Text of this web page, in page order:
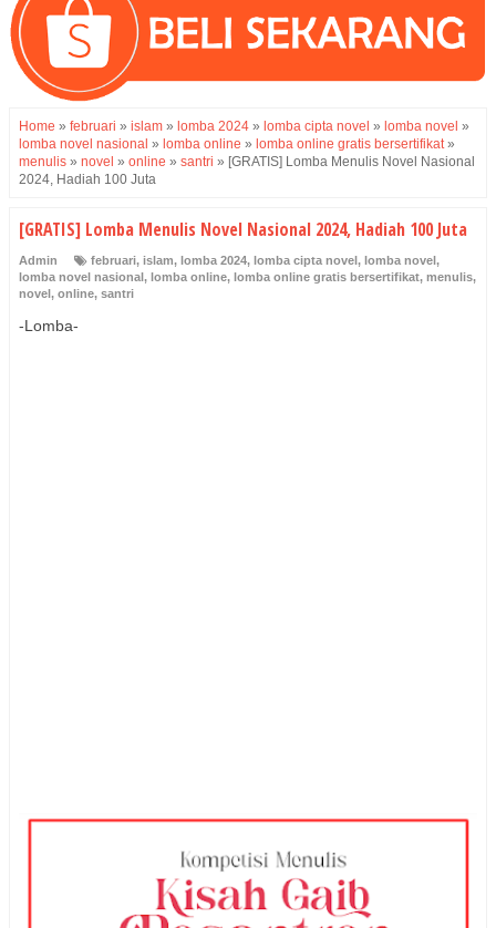
Home » februari » islam » lomba 2024 » lomba cipta novel » lomba novel »
lomba novel nasional » lomba online » lomba online gratis bersertifikat»
menulis » novel » online » santri » [GRATIS] Lomba Menulis Novel Nasional
2024, Hadiah 100 Juta
[GRATIS] Lomba Menulis Novel Nasional 2024, Hadiah 100 Juta
Admin februari, islam, lomba 2024, lomba cipta novel, lomba novel,
lomba novel nasional, lomba online, lomba online gratis bersertifikat, menulis,
novel, online, santri
-Lomba-